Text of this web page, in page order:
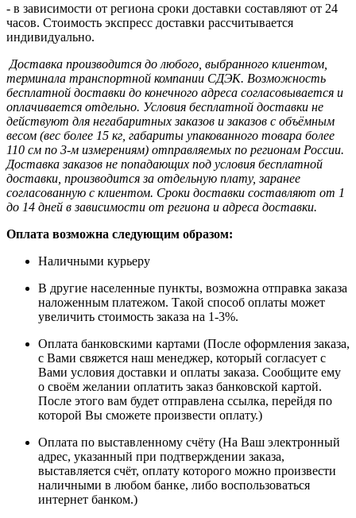
- в зависимости от региона сроки доставки составляют от 24
часов. Стоимость экспресс доставки рассчитывается
индивидуально.
Доставка производится до любого, выбранного клиентом,
терминала транспортной компании СДЭК. Возможность
бесплатной доставки до конечного адреса согласовывается и
оплачивается отдельно. Условия бесплатной доставки не
действуют для негабаритных заказов и заказов с объёмным
весом (вес более 15 кг, габариты упакованного товара более
110 см по 3-м измерениям) отправляемых по регионам России.
Доставка заказов не попадающих под условия бесплатной
доставки, производится за отдельную плату, заранее
согласованную с клиентом. Сроки доставки составляют от 1
до 14 дней в зависимости от региона и адреса доставки.
Оплата возможна следующим образом:
Наличными курьеру
В другие населенные пункты, возможна отправка заказа
наложенным платежом. Такой способ оплаты может
увеличить стоимость заказа на 1-3%.
Оплата банковскими картами (После оформления заказа,
с Вами свяжется наш менеджер, который согласует с
Вами условия доставки и оплаты заказа. Сообщите ему
о своём желании оплатить заказ банковской картой.
После этого вам будет отправлена ссылка, перейдя по
которой Вы сможете произвести оплату.)
Оплата по выставленному счёту (На Ваш электронный
адрес, указанный при подтверждении заказа,
выставляется счёт, оплату которого можно произвести
наличными в любом банке, либо воспользоваться
интернет банком.)